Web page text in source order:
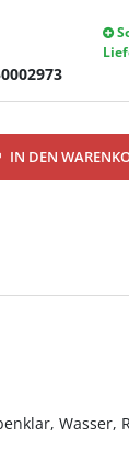
IN DEN
Wasser,